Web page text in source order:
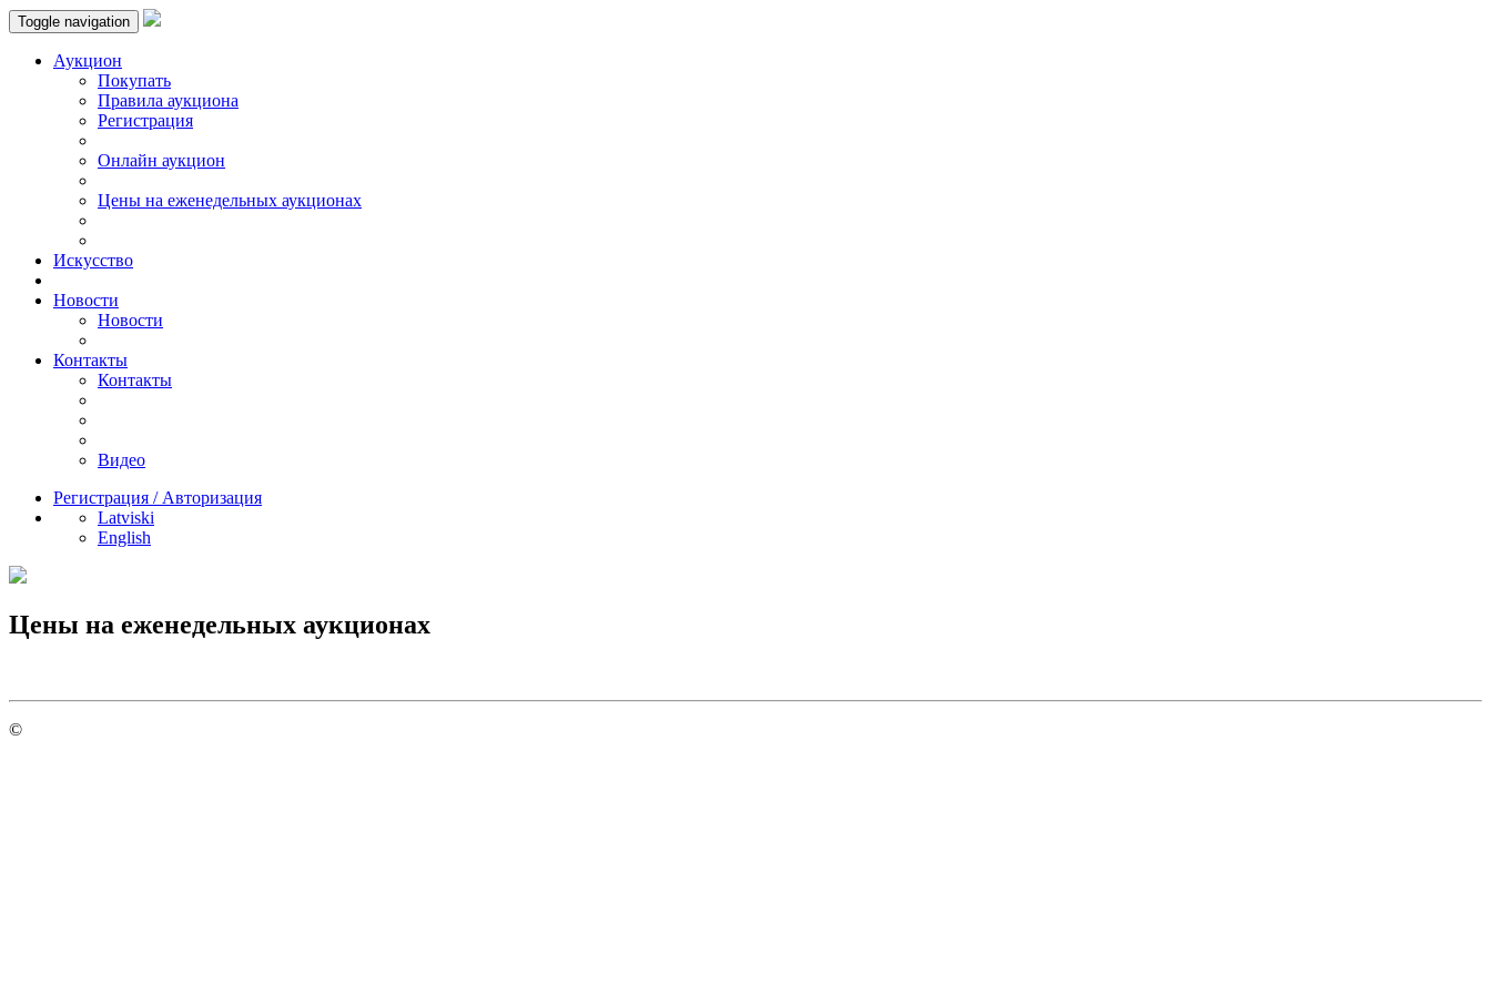
Toggle navigation
Аукцион
Пoкупать
Правила аукциона
Регистрация
Онлайн аукцион
Цены на еженедельных аукционах
Искусствo
Новости
Новости
Контакты
Контакты
Видео
Регистрация / Авторизация
Latviski
English
Цены на еженедельных аукционах
©